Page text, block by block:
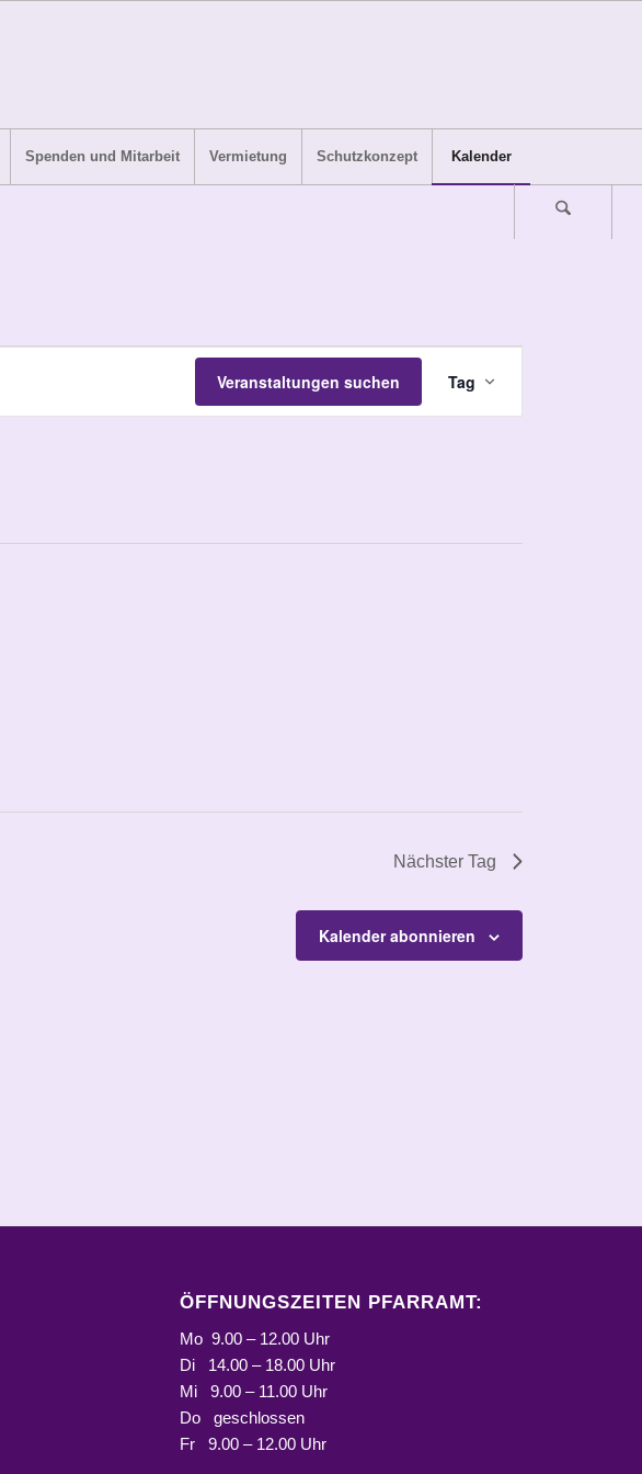
Spenden und Mitarbeit Vermietung Schutzkonzept Kalender
Veranstaltungen suchen
Ansichten-
Tag
Nächster Tag
Kalender abonnieren
ÖFFNUNGSZEITEN PFARRAMT:
Mo 9.00 – 12.00 Uhr
Di 14.00 – 18.00 Uhr
Mi 9.00 – 11.00 Uhr
Do geschlossen
Fr 9.00 – 12.00 Uhr